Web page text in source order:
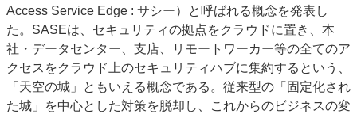
Access Service Edge : サシー）と呼ばれる概念を発表し
た。 SASEは、セキュリティの拠点をクラウドに置き、本
社・データセンター、支店、リモートワーカー等の全てのア
クセスをクラウド上のセキュリティハブに集約するという、
「天空の城」ともいえる概念である。従来型の「固定化され
た城」を中心とした対策を脱却し、これからのビジネスの変